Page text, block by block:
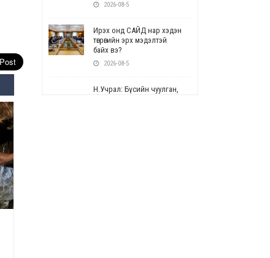
2026-08-5
Ирэх онд САЙД нар хэдэн
төгрөгийн эрх мэдэлтэй
байх вэ?
2026-08-5
Н.Учрал: Бүсийн чуулган,